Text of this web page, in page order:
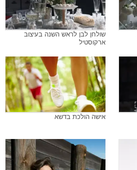
שולחן לבן לראש השנה בעיצוב
ארקוסטיל
אישה הולכת בדשא